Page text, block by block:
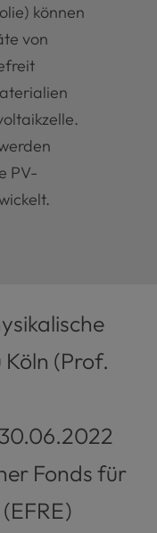
können
von
PV-
(Prof.
Fonds für